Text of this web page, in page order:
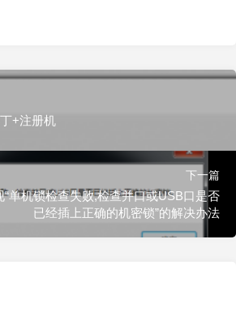
+注册机
下一篇
单机锁检查失败,检查并口或USB口是否
已经插上正确的机密锁”的解决办法